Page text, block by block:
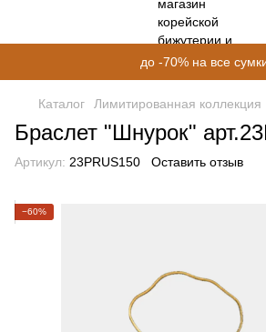
до -70% на все
Каталог Лимитированная коллекция
Браслет "Шнурок"
Артикул: 23PRUS150 Оставить отзыв
−60%